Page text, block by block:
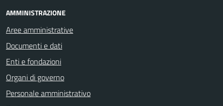
AMMINISTRAZIONE
Aree amministrative
Documenti e dati
Enti e fondazioni
Organi di governo
Personale amministrativo